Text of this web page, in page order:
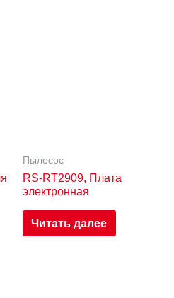
Пылесос
RS-RT2909, Плата
электронная
Читать далее